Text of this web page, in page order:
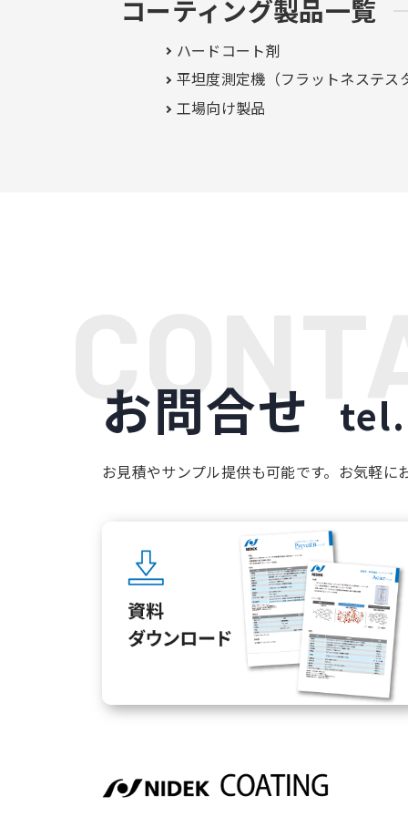
コーティング製品一覧
ハードコート剤
平坦度測定機（フラットネステス
工場向け製品
お問合せ tel.
お見積やサンプル提供も可能です。お気軽に